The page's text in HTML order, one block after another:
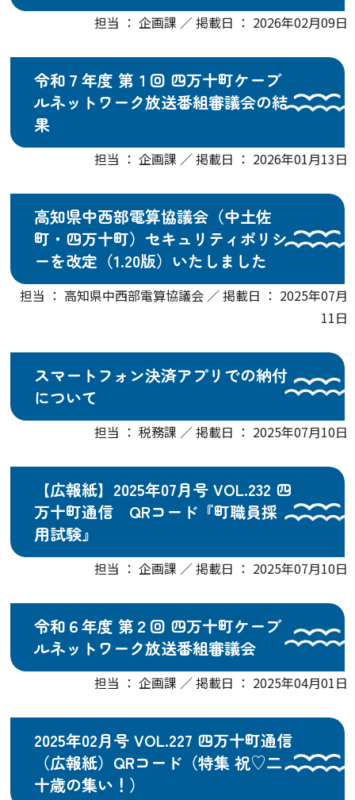
担当 ： 企画課 ／ 掲載日 ： 2026年02月09日
令和７年度 第１回 四万十町ケーブ
ルネットワーク放送番組審議会の結
果
担当 ： 企画課 ／ 掲載日 ： 2026年01月13日
高知県中西部電算協議会（中土佐
町・四万十町）セキュリティポリシ
ーを改定（1.20版）いたしました
担当 ： 高知県中西部電算協議会 ／ 掲載日 ： 2025年07月
11日
スマートフォン決済アプリでの納付
について
担当 ： 税務課 ／ 掲載日 ： 2025年07月10日
【広報紙】2025年07月号 VOL.232 四
万十町通信 QRコード『町職員採
用試験』
担当 ： 企画課 ／ 掲載日 ： 2025年07月10日
令和６年度 第２回 四万十町ケーブ
ルネットワーク放送番組審議会
担当 ： 企画課 ／ 掲載日 ： 2025年04月01日
2025年02月号 VOL.227 四万十町通信
（広報紙）QRコード（特集 祝♡二
十歳の集い！）